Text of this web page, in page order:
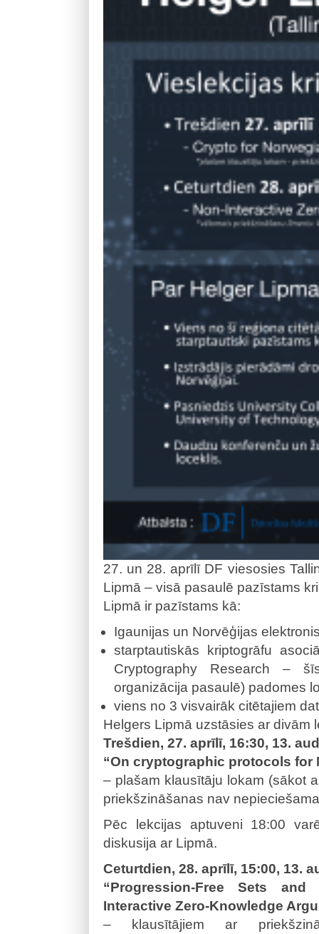
27. un 28. aprīlī DF viesosies
Lipmā – visā pasaulē pazīstams
Lipmā ir pazīstams kā:
Igaunijas un Norvēģijas
starptautiskās kriptogrāfu
Cryptography Research –
organizācija pasaulē) padomes
viens no 3 visvairāk citētajiem
Helgers Lipmā uzstāsies ar divām
Trešdien, 27. aprīlī, 16:30, 13.
“On cryptographic protocols for
– plašam klausītāju lokam (sākot
priekšzināšanas nav
Pēc lekcijas aptuveni 18:00
diskusija ar Lipmā.
Ceturtdien, 28. aprīlī, 15:00, 13.
“Progression-Free Sets and
Interactive Zero-Knowledge
– klausītājiem ar